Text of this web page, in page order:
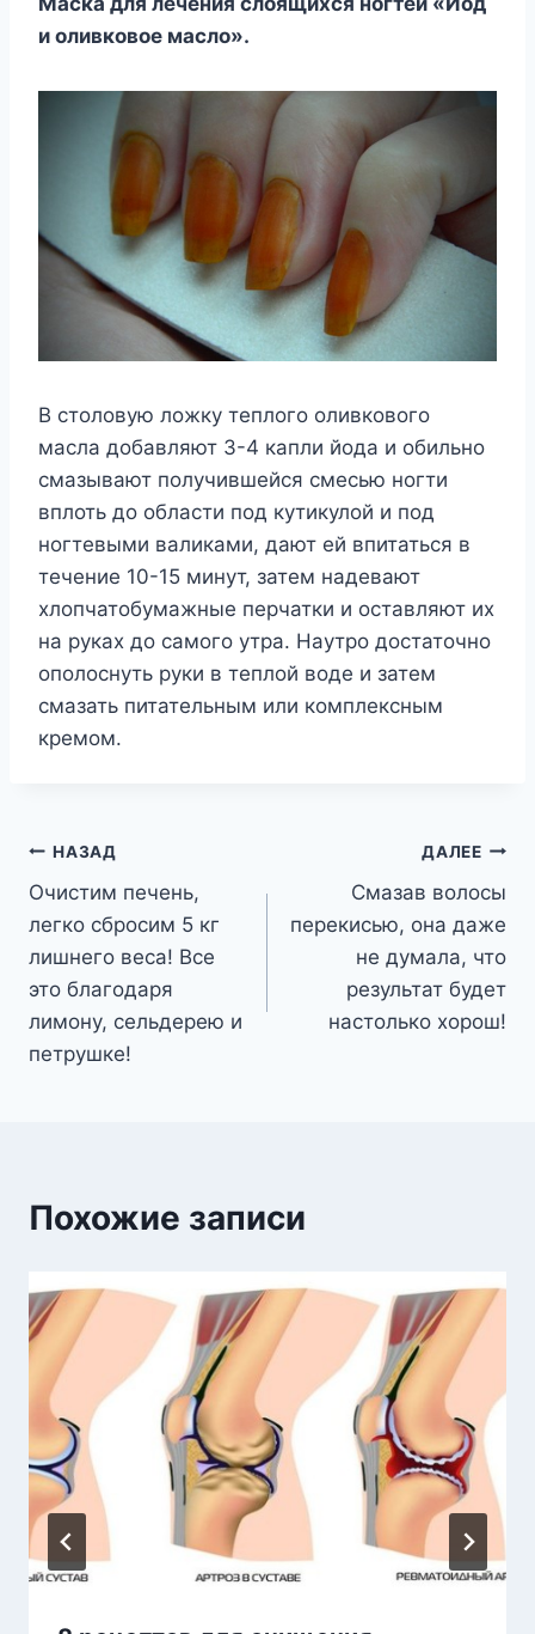
и оливковое масло».
В столовую ложку теплого оливкового
масла добавляют 3-4 капли йода и обильно
смазывают получившейся смесью ногти
вплоть до области под кутикулой и под
ногтевыми валиками, дают ей впитаться в
течение 10-15 минут, затем надевают
хлопчатобумажные перчатки и оставляют их
на руках до самого утра. Наутро достаточно
ополоснуть руки в теплой воде и затем
смазать питательным или комплексным
кремом.
Навигация
по
записям
НАЗАД
Очистим печень,
легко сбросим 5 кг
лишнего веса! Все
это благодаря
лимону, сельдерею и
петрушке!
ДАЛЕЕ
Смазав волосы
перекисью, она даже
не думала, что
результат будет
настолько хорош!
Похожие записи